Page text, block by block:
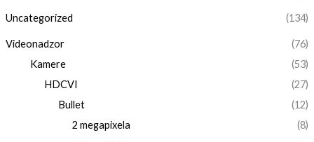
Uncategorized (134)
Videonadzor
(76)
Kamere
(53)
HDCVI
(27)
Bullet
(12)
2 megapixela
(8)